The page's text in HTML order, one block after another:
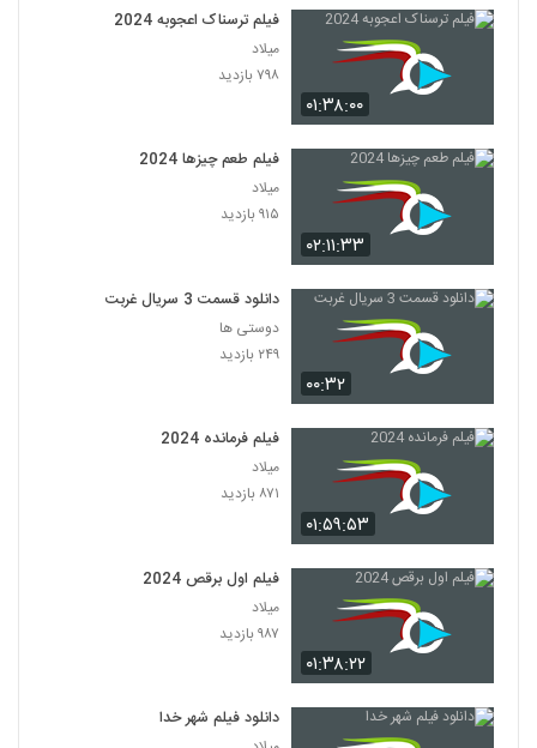
۰۱:۳۸:۰۰
فیلم ترسناک اعجوبه 2024
میلاد
۷۹۸ بازدید
۰۲:۱۱:۳۳
فیلم طعم چیزها 2024
میلاد
۹۱۵ بازدید
۰۰:۳۲
دانلود قسمت 3 سریال غربت
دوستی ها
۲۴۹ بازدید
۰۱:۵۹:۵۳
فیلم فرمانده 2024
میلاد
۸۷۱ بازدید
۰۱:۳۸:۲۲
فیلم اول برقص 2024
میلاد
۹۸۷ بازدید
دانلود فیلم شهر خدا